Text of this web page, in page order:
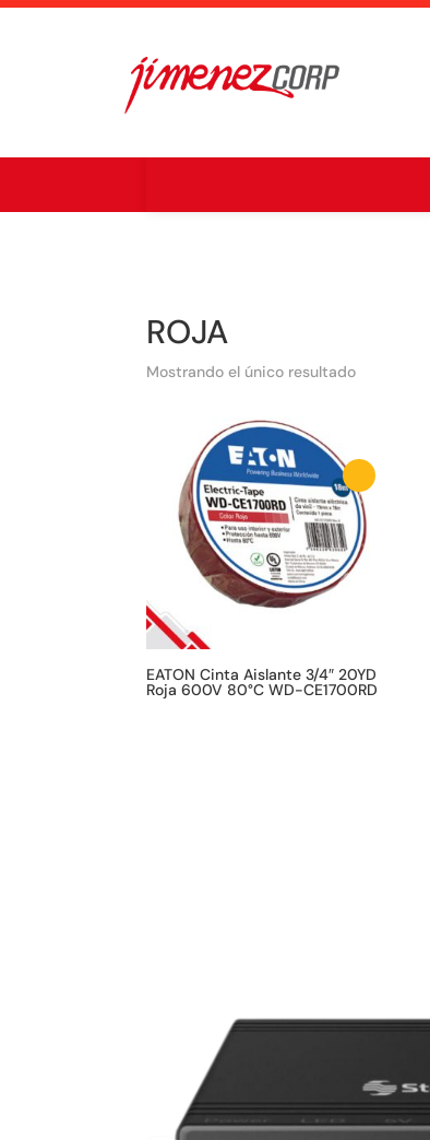
ROJA
Mostrando el único resultado
EATON Cinta Aislante 3/4″ 20YD
Roja 600V 80°C WD-CE1700RD